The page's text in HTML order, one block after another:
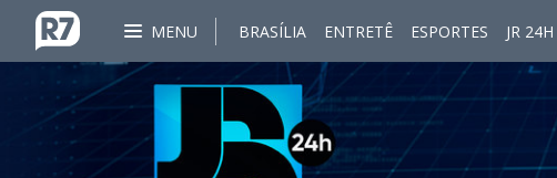
MENU BRASÍLIA ENTRETÊ ESPORTES JR 24H